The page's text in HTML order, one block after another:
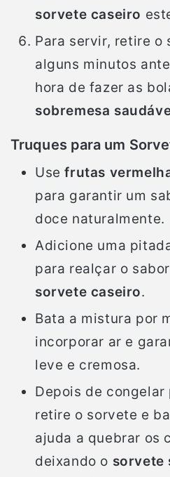
sorvete caseiro
Para servir, retire o
alguns minutos
hora de fazer as
sobremesa
Truques para um
Usefrutas
para garantir um
doce naturalmente.
Adicione uma
para realçar o
sorvete caseiro.
Bata a mistura por
incorporar ar e
leve e cremosa.
Depois de congelar
retire o sorvete e
ajuda a quebrar os
deixando o sorvete